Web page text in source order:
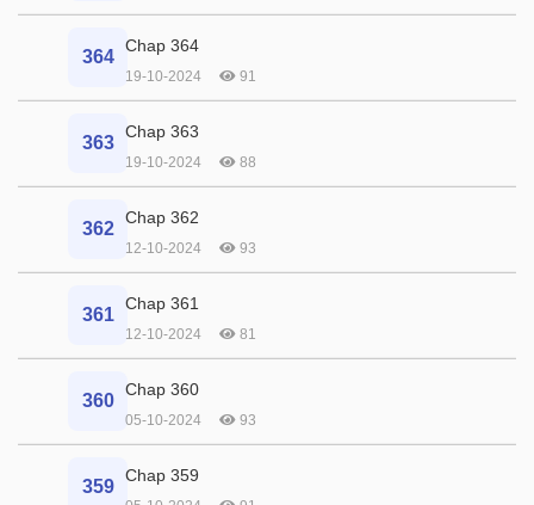
364
Chap 364
19-10-2024 91
363
Chap 363
19-10-2024 88
362
Chap 362
12-10-2024 93
361
Chap 361
12-10-2024 81
360
Chap 360
05-10-2024 93
359
Chap 359